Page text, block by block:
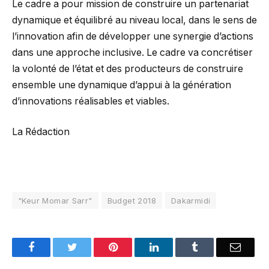
Le cadre a pour mission de construire un partenariat
dynamique et équilibré au niveau local, dans le sens de
l’innovation afin de développer une synergie d’actions
dans une approche inclusive. Le cadre va concrétiser
la volonté de l’état et des producteurs de construire
ensemble une dynamique d’appui à la génération
d’innovations réalisables et viables.
La Rédaction
"Keur Momar Sarr" Budget 2018 Dakarmidi
FacebookTwitter Pinterest LinkedInTumblr Email